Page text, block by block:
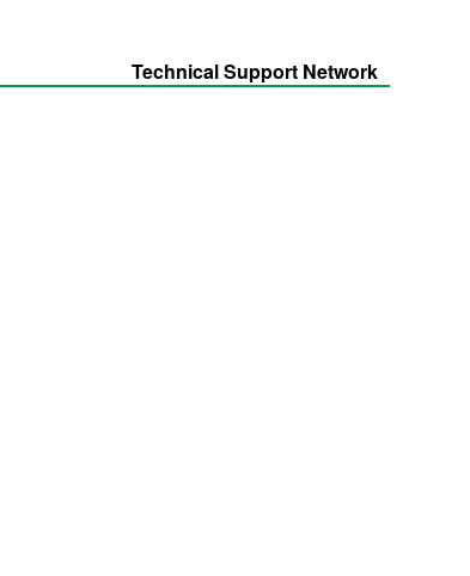
Technical Support Network